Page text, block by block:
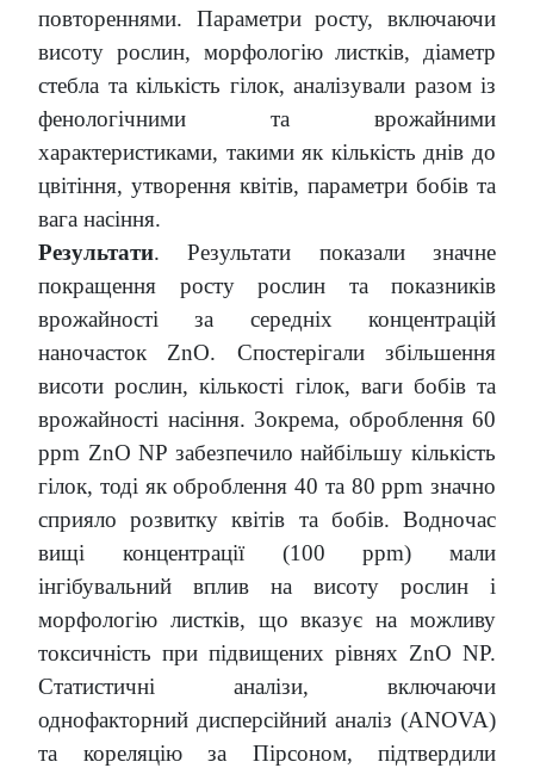
повтореннями. Параметри росту, включаючи
висоту рослин, морфологію листків, діаметр
стебла та кількість гілок, аналізували разом із
фенологічними та врожайними
характеристиками, такими як кількість днів до
цвітіння, утворення квітів, параметри бобів та
вага насіння.
Результати. Результати показали значне
покращення росту рослин та показників
врожайності за середніх концентрацій
наночасток ZnO. Спостерігали збільшення
висоти рослин, кількості гілок, ваги бобів та
врожайності насіння. Зокрема, оброблення 60
ppm ZnO NP забезпечило найбільшу кількість
гілок, тоді як оброблення 40 та 80 ppm значно
сприяло розвитку квітів та бобів. Водночас
вищі концентрації (100 ppm) мали
інгібувальний вплив на висоту рослин і
морфологію листків, що вказує на можливу
токсичність при підвищених рівнях ZnO NP.
Статистичні аналізи, включаючи
однофакторний дисперсійний аналіз (ANOVA)
та кореляцію за Пірсоном, підтвердили